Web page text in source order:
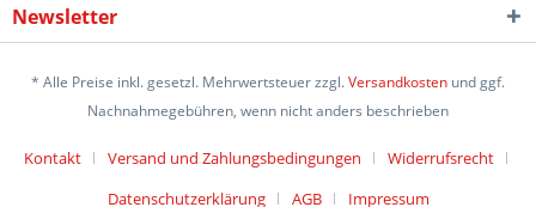
Newsletter
* Alle Preise inkl. gesetzl. Mehrwertsteuer zzgl.Versandkosten und ggf.
Nachnahmegebühren, wenn nicht anders beschrieben
Kontakt Versand und Zahlungsbedingungen
Widerrufsrecht
Datenschutzerklärung
AGB Impressum